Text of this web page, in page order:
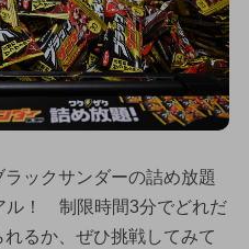
ックサンダーの詰め放題
ル！ 制限時間3分でどれだ
るか、ぜひ挑戦してみて